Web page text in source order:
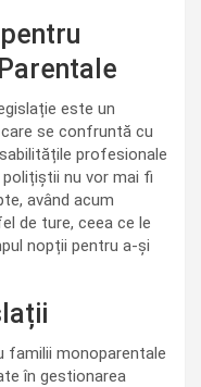
este un
se confruntă cu
profesionale
polițiștii nu vor mai fi
având acum
de ture, ceea ce le
nopții pentru a-și
familii monoparentale
în gestionarea